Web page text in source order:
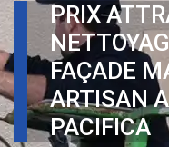
PRIX
FAÇADE
ARTISAN
PACIFICA